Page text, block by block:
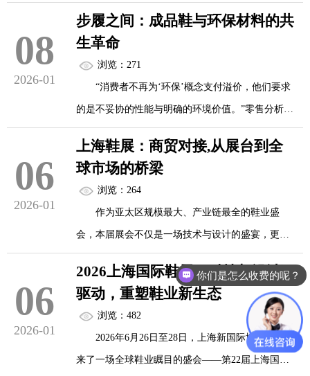
的集中展示，更是一次关于未来足下世界的深度对
话。
一、不止于“展”：一场全产业链的...
见一个踩着薄底乐福鞋的年轻女孩，正跺着脚等车
——脚踝裸露的一截皮肤，在寒风里微微发红。“这
双鞋，”她苦笑，“夏天是宠儿，冬天是刑具。”
而在不远处的公园，晨练的老人却踏着厚底棉
鞋稳步向前，鞋帮上细细的水渍透露着昨夜的雨
雪，可他的步伐依旧安稳踏实。
同一座城市，同一个冬天，双脚的感受却天差
地别。挑选一双合适的冬鞋，从来不是简单的保暖
问题，而是一场关于温度...
08
2026-01
步履之间：成品鞋与环保材料的共
生革命
浏览：271
“消费者不再为‘环保’概念支付溢价，他们要求
的是不妥协的性能与明确的环境价值。”零售分析师
林桐指出。
成功的环保鞋款通常具备三个特征：外观上与
常规产品无差异甚至更佳；性能参数透明可查；拥
有完整的“前世今生”故事——从多少塑料瓶转化而
来，可减少多少碳排放。
成品鞋与环保材料的结合，表面上是产业的绿
色升级，内核则是人类生存哲学的具象化：我们能
否创造出既满足当下需求，又不透支未来的美好事
物？
06
2026-01
上海鞋展：商贸对接,从展台到全
球市场的桥梁
浏览：264
作为亚太区规模最大、产业链最全的鞋业盛
会，本届展会不仅是一场技术与设计的盛宴，更是
一个高效商贸对接的枢纽。主办方推出的“四维赋能
服务”为参展商与买家搭建全方位合作桥梁。
针对高采购力客户的“VIP买家俱乐部”提供定制
化服务，包括提前15天锁定目标展商的“一对一”洽
谈机会、免费样品检测、供应链评估及物流方案设
06
2026-01
2026上海国际鞋展：科技与设计双
驱动，重塑鞋业新生态
浏览：482
2026年6月26日至28日，上海新国际博览中心迎
来了一场全球鞋业瞩目的盛会——第22届上海国际
你们是怎么收费的呢？